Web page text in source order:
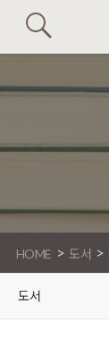
HOME > 도서 >
도서